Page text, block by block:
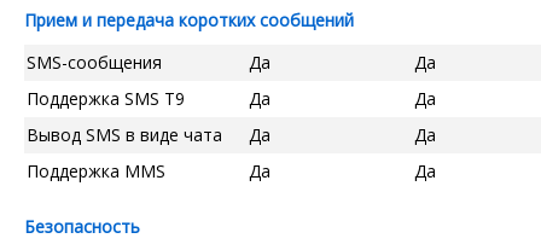
Прием и передача коротких сообщений
SMS-сообщения
Да
Да
Поддержка SMS T9
Да
Да
Вывод SMS в виде чата
Да
Да
Поддержка MMS
Да Да
Безопасность